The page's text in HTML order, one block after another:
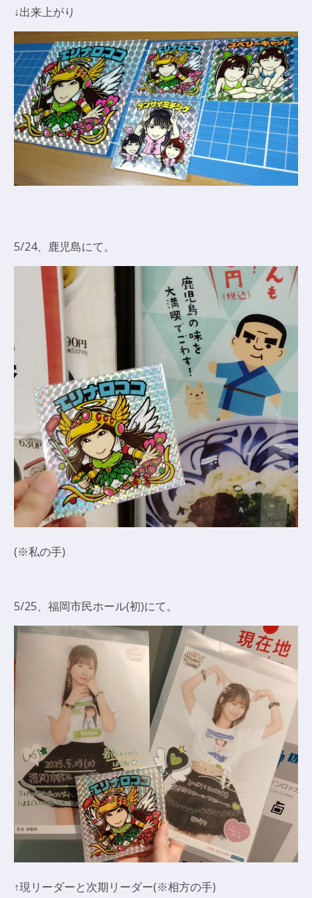
↓出来上がり
5/24、鹿児島にて。
(※私の手)
5/25、福岡市民ホール(初)にて。
↑現リーダーと次期リーダー(※相方の手)